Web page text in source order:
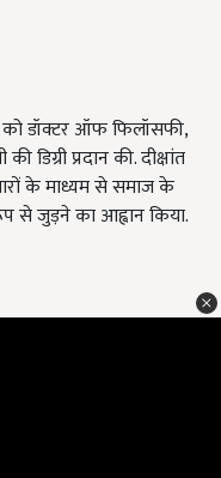
को डॉक्टर ऑफ फिलॉसफी,
प्रदान की. दीक्षांत
के माध्यम से समाज के
से जुड़ने का आह्वान किया.